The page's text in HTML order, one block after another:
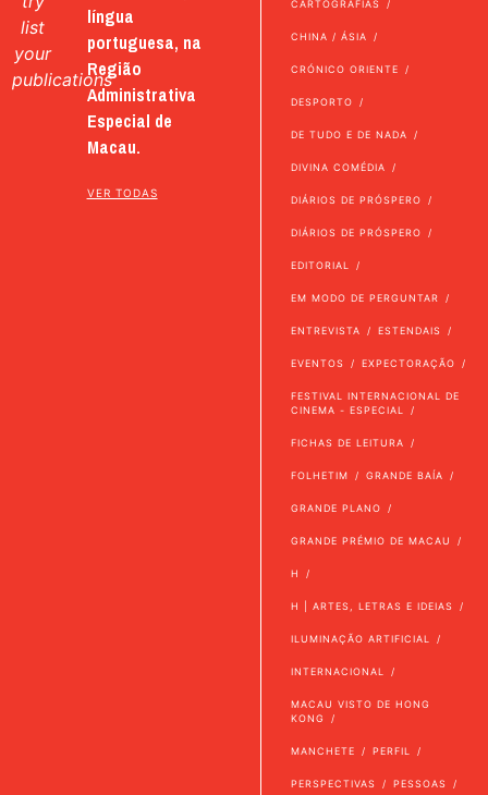
list
your
publications
língua
portuguesa, na
Região
Administrativa
Especial de
Macau.
VER TODAS
CARTOGRAFIAS
CHINA / ÁSIA
CRÓNICO ORIENTE
DESPORTO
DE TUDO E DE NADA
DIVINA COMÉDIA
DIÁRIOS DE PRÓSPERO
DIÁRIOS DE PRÓSPERO
EDITORIAL
EM MODO DE PERGUNTAR
ENTREVISTA ESTENDAIS
EVENTOS EXPECTORAÇÃO
FESTIVAL INTERNACIONAL DE
CINEMA - ESPECIAL
FICHAS DE LEITURA
FOLHETIM GRANDE BAÍA
GRANDE PLANO
GRANDE PRÉMIO DE MACAU
H
H | ARTES, LETRAS E IDEIAS
ILUMINAÇÃO ARTIFICIAL
INTERNACIONAL
MACAU VISTO DE HONG
KONG
MANCHETE PERFIL
PERSPECTIVAS PESSOAS